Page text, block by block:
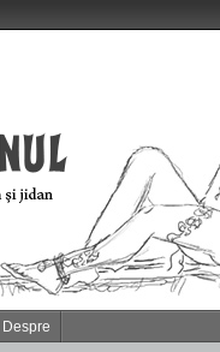
Despre